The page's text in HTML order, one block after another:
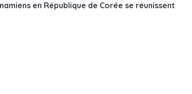
en ​République de Corée se réunissent